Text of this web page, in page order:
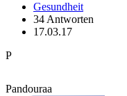
Gesundheit
34 Antworten
17.03.17
P
Pandouraa